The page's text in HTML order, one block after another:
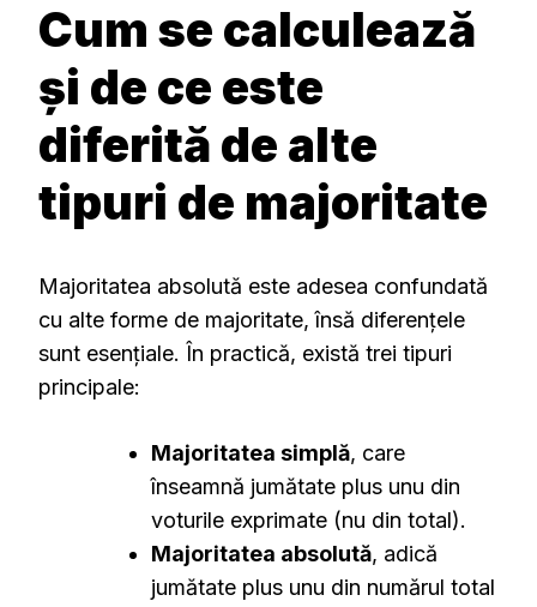
Cum se calculează
și de ce este
diferită de alte
tipuri de majoritate
Majoritatea absolută este adesea confundată
cu alte forme de majoritate, însă diferențele
sunt esențiale. În practică, există trei tipuri
principale:
Majoritatea simplă, care
înseamnă jumătate plus unu din
voturile exprimate (nu din total).
Majoritatea absolută, adică
jumătate plus unu din numărul total